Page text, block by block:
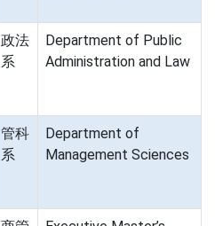
政法
系
Department of Public
Administration and Law
管科
系
Department of
Management Sciences